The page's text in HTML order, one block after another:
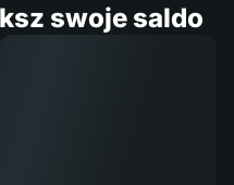
swoje saldo